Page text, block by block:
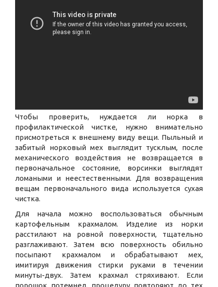
Чтобы проверить, нуждается ли норка в
профилактической чистке, нужно внимательно
присмотреться к внешнему виду вещи. Пыльный и
забитый норковый мех выглядит тусклым, после
механического воздействия не возвращается в
первоначальное состояние, ворсинки выглядят
ломаными и неестественными. Для возвращения
вещам первоначального вида используется сухая
чистка.
Для начала можно воспользоваться обычным
картофельным крахмалом. Изделие из норки
расстилают на ровной поверхности, тщательно
разглаживают. Затем всю поверхность обильно
посыпают крахмалом и обрабатывают мех,
имитируя движения стирки руками в течении
минуты-двух. Затем крахмал стряхивают. Если